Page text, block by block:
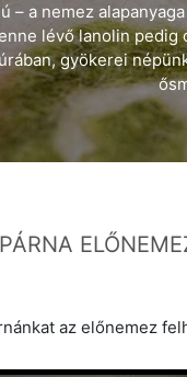
– a nemez
lévő lanolin
gyökerei
az előnemez